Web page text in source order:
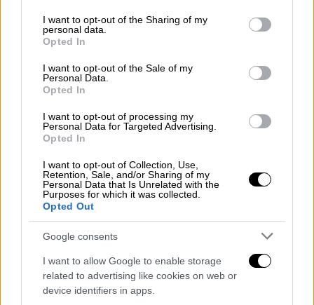
not limited to your visit or usage behaviour. You may click to
grant or deny consent to Google and its third-party tags to
use your data for below specified purposes in below Google
consent section.
I want to opt-out of the Sharing of my
personal data.
Opted In
I want to opt-out of the Sale of my
Personal Data.
Opted In
I want to opt-out of processing my
Personal Data for Targeted Advertising.
Opted In
I want to opt-out of Collection, Use,
Retention, Sale, and/or Sharing of my
Personal Data that Is Unrelated with the
Purposes for which it was collected.
Opted Out
Google consents
I want to allow Google to enable storage
related to advertising like cookies on web or
device identifiers in apps.
Με Green Pass οι μετακινήσεις στα
νησιά
Στην ηπειρωτική Ελλάδαη μετακίνηση θα
γίνεται χωρίς την υποχρέωση για
self test
κάτι που, ωστόσο, θα συστήνεται σε όσους
ταξιδέψουν. Από την άλλη, με κανόνες θα
γίνονται οι μετακινήσειςπρος τα νησιά,
προκειμένου να διαφυλάσσεται η υγεία των
κατοίκωντους. Συγκεκριμένα, όσοι
επιθυμούν να μεταβούν σε νησιά θα πρέπει
να έχουν:
είτε πιστοποιητικό εμβολιασμού